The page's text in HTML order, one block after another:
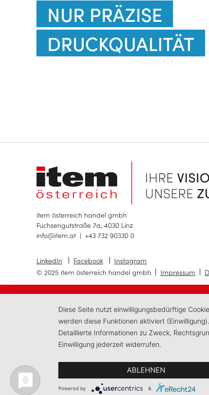
NUR PRÄZISE
DRUCKQUALITÄT
item österreich handel gmbh
Fuchsengutstraße 7a, 4030 Linz
info@item.at | +43 732 90330 0
© 2025 item österreich handel gmbh Impressum
LinkedIn Facebook Instagram
Diese Seite nutzt einwilligungsbedürftige
werden diese Funktionen aktiviert
Detaillierte Informationen zu Zweck,
Einwilligung jederzeit widerrufen.
ABLEHNEN
Powered by &